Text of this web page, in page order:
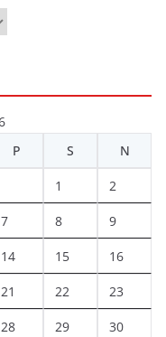
P S N
1 2
7 8 9
14 15 16
21 22 23
28 29 30